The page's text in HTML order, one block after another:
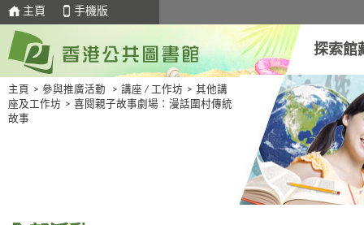
主頁 手機版
探索館
主頁 > 參與推廣活動 > 講座 / 工作坊 > 其他講
座及工作坊 > 喜閱親子故事劇場：漫話圍村傳統
故事